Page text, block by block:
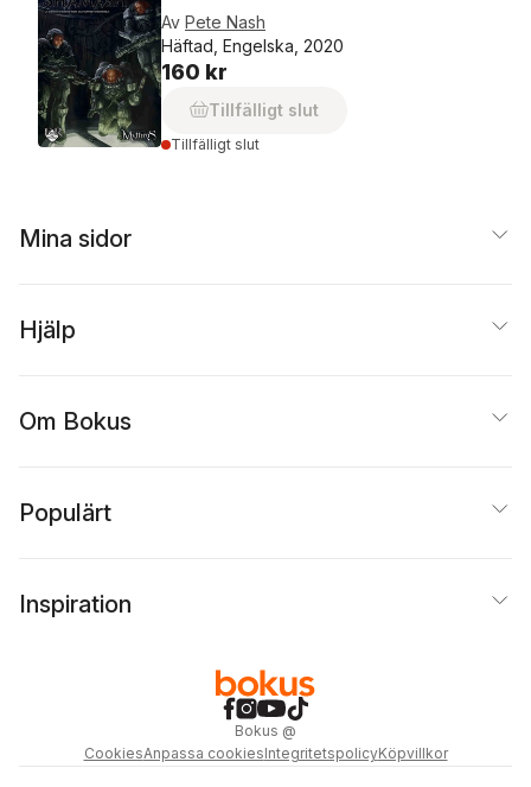
Av Pete Nash
Häftad, Engelska, 2020
160 kr
Tillfälligt slut
Tillfälligt slut
Mina sidor
Hjälp
Om Bokus
Populärt
Inspiration
Bokus @
CookiesAnpassa cookiesIntegritetspolicyKöpvillkor